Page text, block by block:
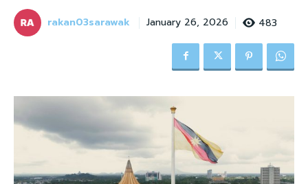
rakan03sarawak January 26, 2026 483